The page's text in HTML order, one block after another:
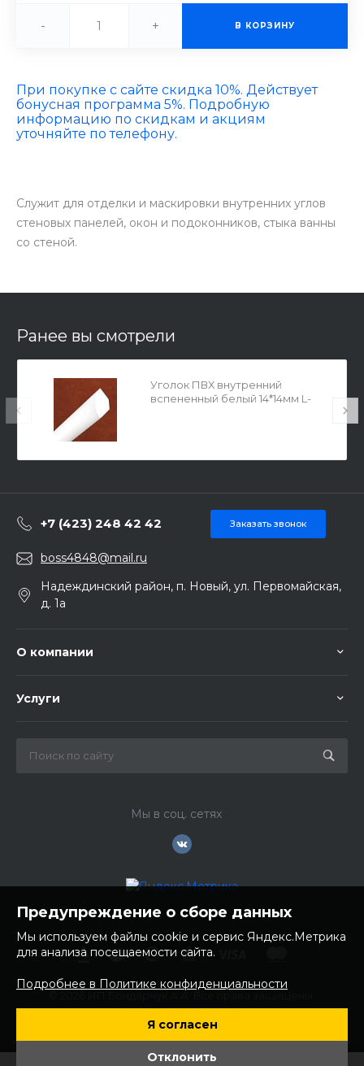
- + В КОРЗИНУ
При покупке с сайте скидка 10%. Действует
бонусная программа 5%. Подробную
информацию по скидкам и акциям
уточняйте по телефону.
Служит для отделки и маскировки внутренних углов
стеновых панелей, окон и подоконников, стыка ванны
со стеной.
Ранее вы смотрели
Уголок ПВХ внутренний
вспененный белый 14*14мм L-
+7 (423) 248 42 42 Заказать звонок
boss4848@mail.ru
Надеждинский район, п. Новый, ул. Первомайская,
д. 1а
О компании
Услуги
Мы в соц. сетях
ИНН: 252100758085
ОГРНИП: 304250236200270
Юр. адрес: 692481 Приморский край, Надеждинский район,
с. Вольно- Надеждинское, ул. Торопова 12
Предупреждение о сборе данных
Мы используем файлы cookie и сервис Яндекс.Метрика
для анализа посещаемости сайта.
Подробнее в Политике конфиденциальности
Я согласен
Отклонить